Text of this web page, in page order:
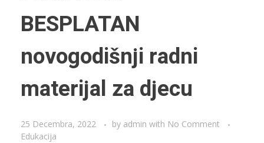
BESPLATAN
novogodišnji radni
materijal za djecu
25 Decembra, 2022 by admin with No Comment
Edukacija